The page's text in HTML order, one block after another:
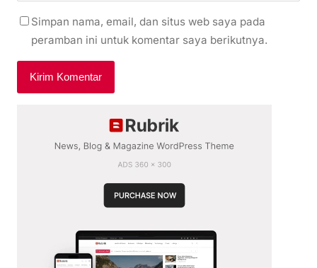
Simpan nama, email, dan situs web saya pada
peramban ini untuk komentar saya berikutnya.